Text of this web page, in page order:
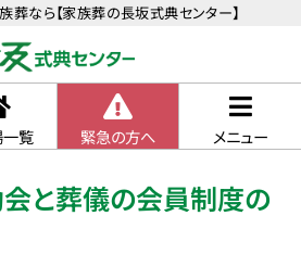
なら【家族葬の長坂式典センター】
覧 緊急の方へ メニュー
会と葬儀の会員制度の